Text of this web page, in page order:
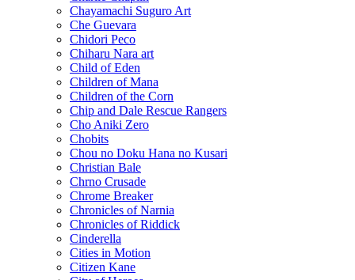
Chayamachi Suguro Art
Che Guevara
Chidori Peco
Chiharu Nara art
Child of Eden
Children of Mana
Children of the Corn
Chip and Dale Rescue Rangers
Cho Aniki Zero
Chobits
Chou no Doku Hana no Kusari
Christian Bale
Chrno Crusade
Chrome Breaker
Chronicles of Narnia
Chronicles of Riddick
Cinderella
Cities in Motion
Citizen Kane